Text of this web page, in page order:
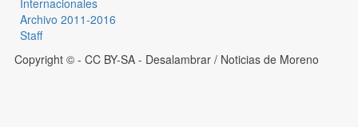
Archivo 2011-2016
Staff
Copyright © - CC BY-SA - Desalambrar / Noticias de Moreno